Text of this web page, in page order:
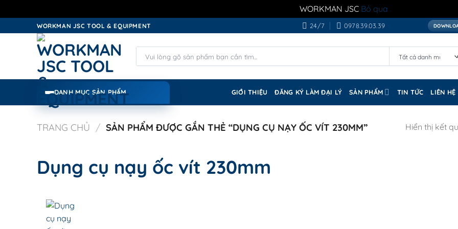
WORKMAN JSC Bỏ qua
to
WORKMAN JSC TOOL & EQUIPMENT 24/7 0978.39.03.39
kiếm:
DANH MỤC SẢN PHẨM GIỚI THIỆU ĐĂNG KÝ LÀM ĐẠI LÝ SẢN PHẨM TIN TỨC LIÊN HỆ
TRANG CHỦ / SẢN PHẨM ĐƯỢC GẮN THẺ “DỤNG CỤ NẠY ỐC VÍT 230MM” Hiển thị kết
Dụng cụ nạy ốc vít 230mm